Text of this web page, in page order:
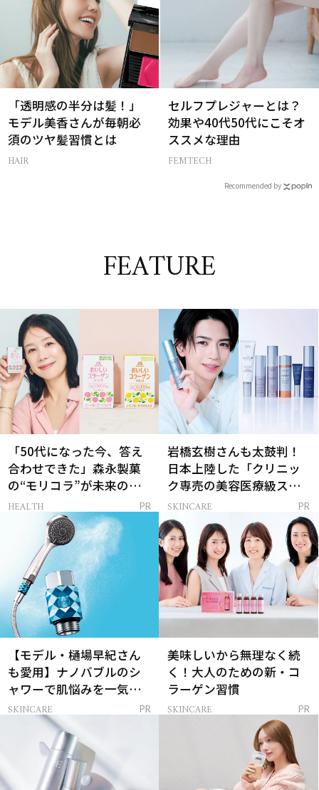
「透明感の半分は髪！」
モデル美香さんが毎朝必
須のツヤ髪習慣とは
HAIR
セルフプレジャーとは？
効果や40代50代にこそオ
ススメな理由
FEMTECH
Recommended by
FEATURE
「50代になった今、答え
合わせできた」森永製菓
の“モリコラ”が未来のキ
レイを連れてくる！
HEALTH PR
岩橋玄樹さんも太鼓判！
日本上陸した「クリニッ
ク専売の美容医療級スキ
ンケア」
SKINCARE PR
【モデル・樋場早紀さん
も愛用】ナノバブルのシ
ャワーで肌悩みを一気に
解決
SKINCARE PR
美味しいから無理なく続
く！大人のための新・コ
ラーゲン習慣
SKINCARE PR